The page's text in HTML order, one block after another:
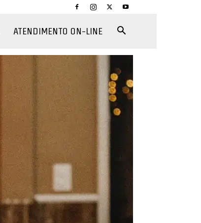
ATENDIMENTO ON-LINE